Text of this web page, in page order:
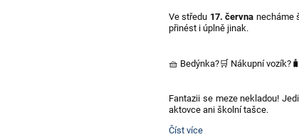
Ve středu 17. června necháme
přinést i úplně jinak.
🧺 Bedýnka?🛒 Nákupní
Fantazii se meze nekladou!
aktovce ani školní tašce.
Den
Číst více